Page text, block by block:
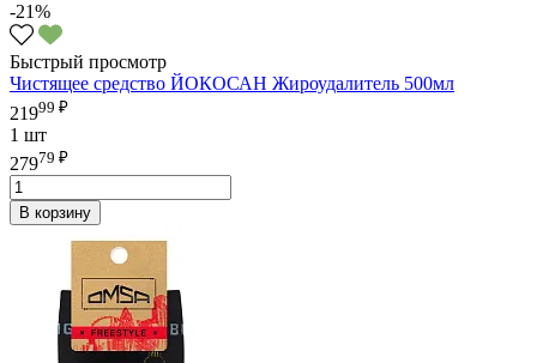
-21%
Быстрый просмотр
Чистящее средство ЙОКОСАН Жироудалитель 500мл
21999 ₽
1 шт
27979 ₽
В корзину